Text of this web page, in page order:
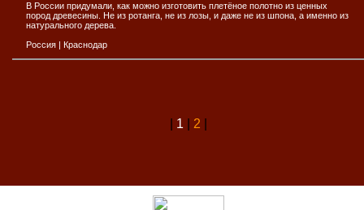
В России придумали, как можно изготовить плетёное полотно из ценных
пород древесины. Не из ротанга, не из лозы, и даже не из шпона, а именно из
натурального дерева.
Россия | Краснодар
1 2